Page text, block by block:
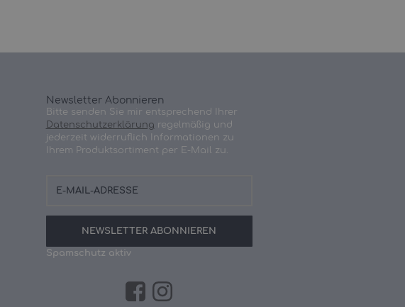
Newsletter Abonnieren
Bitte senden Sie mir entsprechend Ihrer
Datenschutzerklärung regelmäßig und
jederzeit widerruflich Informationen zu
Ihrem Produktsortiment per E-Mail zu.
Mail-
NEWSLETTER ABONNIEREN
Spamschutz aktiv